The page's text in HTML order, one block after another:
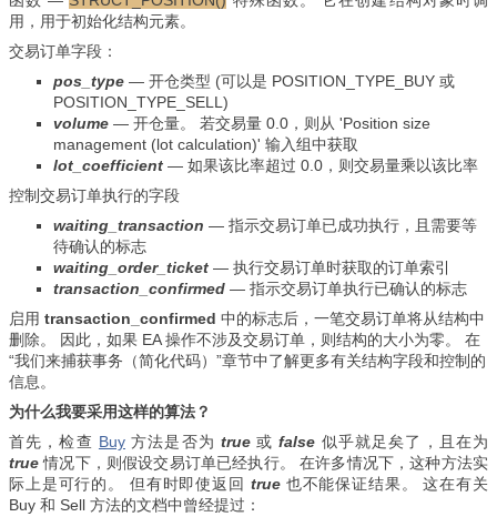
用，用于初始化结构元素。
交易订单字段：
pos_type — 开仓类型 (可以是 POSITION_TYPE_BUY 或
POSITION_TYPE_SELL)
volume — 开仓量。 若交易量 0.0，则从 'Position size
management (lot calculation)' 输入组中获取
lot_coefficient — 如果该比率超过 0.0，则交易量乘以该比率
控制交易订单执行的字段
waiting_transaction — 指示交易订单已成功执行，且需要等
待确认的标志
waiting_order_ticket — 执行交易订单时获取的订单索引
transaction_confirmed — 指示交易订单执行已确认的标志
启用 transaction_confirmed 中的标志后，一笔交易订单将从结构中
删除。 因此，如果 EA 操作不涉及交易订单，则结构的大小为零。 在
“我们来捕获事务（简化代码）”章节中了解更多有关结构字段和控制的
信息。
为什么我要采用这样的算法？
首先，检查 Buy方法是否为true 或false 似乎就足矣了，且在为
true情况下，则假设交易订单已经执行。 在许多情况下，这种方法实
际上是可行的。 但有时即使返回 true也不能保证结果。 这在有关
Buy 和 Sell 方法的文档中曾经提过：